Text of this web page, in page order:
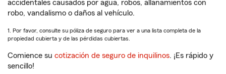
accidentales causados por agua, robos, allanamientos con
robo, vandalismo o daños al vehículo.
1. Por favor, consulte su póliza de seguro para ver a una lista completa de la
propiedad cubierta y de las pérdidas cubiertas.
Comience su cotización de seguro de inquilinos. ¡Es rápido y
sencillo!